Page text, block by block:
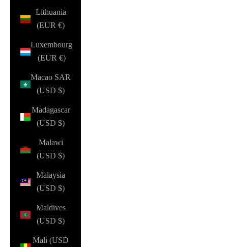
Lithuania
(EUR €)
Luxembourg
(EUR €)
Macao SAR
(USD $)
Madagascar
(USD $)
Malawi
(USD $)
Malaysia
(USD $)
Maldives
(USD $)
Mali (USD